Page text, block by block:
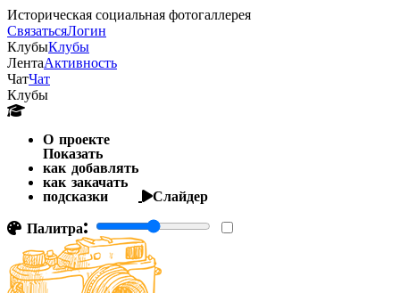
Историческая социальная фотогаллерея
СвязатьсяЛогин
КлубыКлубы
ЛентаАктивность
ЧатЧат
Клубы
О проекте
Показать
как добавлять
как закачать
подсказки
Слайдер
Палитра: